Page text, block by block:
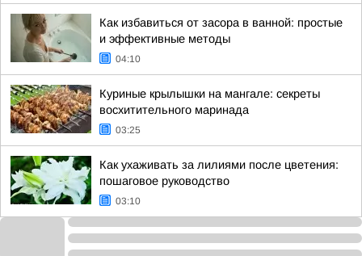
Как избавиться от засора в ванной: простые
и эффективные методы
04:10
Куриные крылышки на мангале: секреты
восхитительного маринада
03:25
Как ухаживать за лилиями после цветения:
пошаговое руководство
03:10